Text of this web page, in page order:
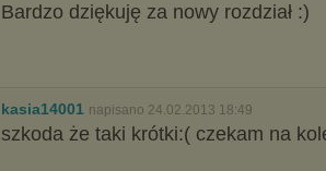
Bardzo dziękuję za nowy rozdział :)
kasia14001 napisano 24.02.2013 18:49
szkoda że taki krótki:( czekam na